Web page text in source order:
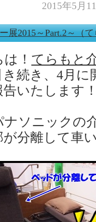
2015年5月
展2015～Part.2～（
！ てらもと
き続き、4月
いたします！
ナソニックの
が分離して車